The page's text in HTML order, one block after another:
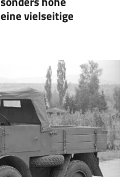
vielseitige